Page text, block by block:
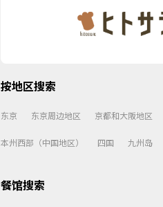
按地区搜索
东京 东京周边地区 京都和大阪地区
本州西部（中国地区） 四国 九州岛
餐馆搜索